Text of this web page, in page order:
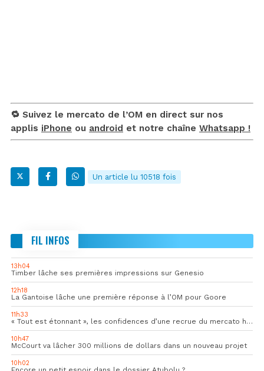
🔁 Suivez le mercato de l’OM en direct sur nos
applis iPhone ou android et notre chaîne Whatsapp !
Un article lu 10518 fois
FIL INFOS
13h04
Timber lâche ses premières impressions sur Genesio
12h18
La Gantoise lâche une première réponse à l’OM pour Goore
11h33
« Tout est étonnant », les confidences d’une recrue du mercato hivernal de l’OM
10h47
McCourt va lâcher 300 millions de dollars dans un nouveau projet
10h02